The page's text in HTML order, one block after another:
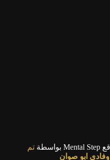
تم
وفادي ابو صوان